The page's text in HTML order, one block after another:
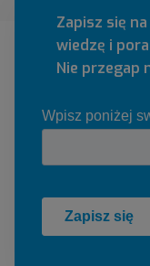
Zapisz się
wiedzę i
Nie przegap